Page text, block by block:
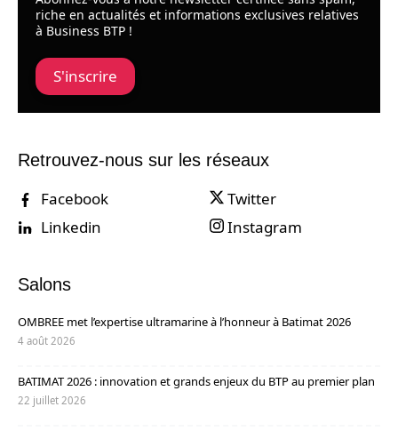
riche en actualités et informations exclusives relatives
à Business BTP !
S'inscrire
Retrouvez-nous sur les réseaux
Facebook
Twitter
Linkedin
Instagram
Salons
OMBREE met l’expertise ultramarine à l’honneur à Batimat 2026
4 août 2026
BATIMAT 2026 : innovation et grands enjeux du BTP au premier plan
22 juillet 2026